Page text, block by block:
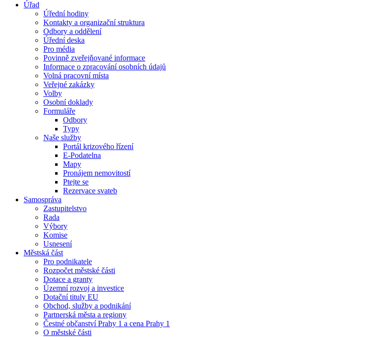
Úřad
Úřední hodiny
Kontakty a organizační struktura
Odbory a oddělení
Úřední deska
Pro média
Povinně zveřejňované informace
Informace o zpracování osobních údajů
Volná pracovní místa
Veřejné zakázky
Volby
Osobní doklady
Formuláře
Odbory
Typy
Naše služby
Portál krizového řízení
E-Podatelna
Mapy
Pronájem nemovitostí
Ptejte se
Rezervace svateb
Samospráva
Zastupitelstvo
Rada
Výbory
Komise
Usnesení
Městská část
Pro podnikatele
Rozpočet městské části
Dotace a granty
Územní rozvoj a investice
Dotační tituly EU
Obchod, služby a podnikání
Partnerská města a regiony
Čestné občanství Prahy 1 a cena Prahy 1
O městské části